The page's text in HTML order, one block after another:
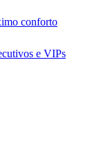
conforto
e VIPs